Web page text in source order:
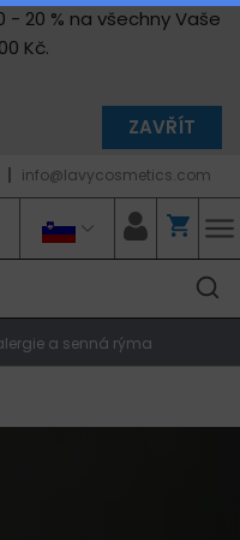
- 20 % na všechny Vaše
Kč.
ZAVŘÍT
info@lavycosmetics.com
a senná rýma